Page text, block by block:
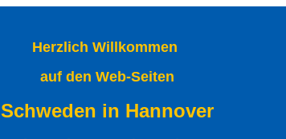
Herzlich Willkommen
auf den Web-Seiten
Schweden in Hannover